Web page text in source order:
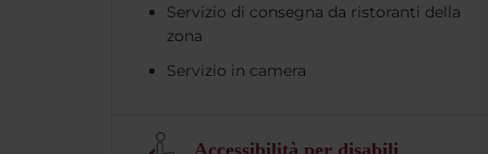
Servizio di consegna da ristoranti della
zona
Servizio in camera